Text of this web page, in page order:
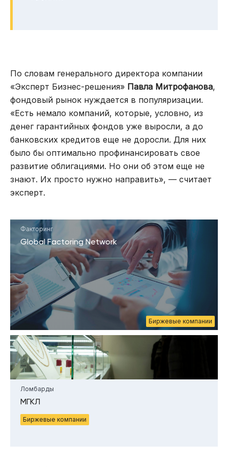
По словам генерального директора компании
«Эксперт Бизнес-решения» Павла Митрофанова,
фондовый рынок нуждается в популяризации.
«Есть немало компаний, которые, условно, из
денег гарантийных фондов уже выросли, а до
банковских кредитов еще не доросли. Для них
было бы оптимально профинансировать свое
развитие облигациями. Но они об этом еще не
знают. Их просто нужно направить», — считает
эксперт.
Биржевые компании
Факторинг
Global Factoring Network
Ломбарды
МГКЛ
Биржевые компании